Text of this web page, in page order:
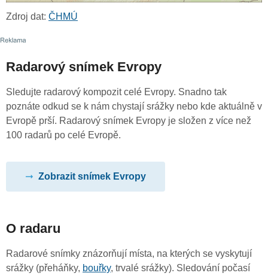
Zdroj dat: ČHMÚ
Radarový snímek Evropy
Sledujte radarový kompozit celé Evropy. Snadno tak
poznáte odkud se k nám chystají srážky nebo kde aktuálně v
Evropě prší. Radarový snímek Evropy je složen z více než
100 radarů po celé Evropě.
Zobrazit snímek Evropy
O radaru
Radarové snímky znázorňují místa, na kterých se vyskytují
srážky (přeháňky, bouřky, trvalé srážky). Sledování počasí